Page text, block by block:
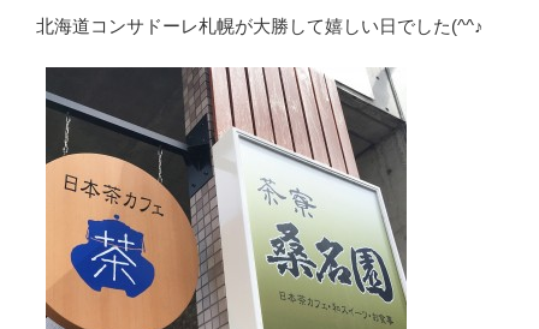
北海道コンサドーレ札幌が大勝して嬉しい日でした(^^♪